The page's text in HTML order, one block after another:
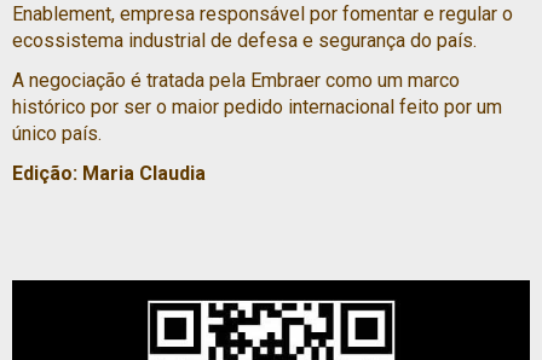
Enablement, empresa responsável por fomentar e regular o
ecossistema industrial de defesa e segurança do país.
A negociação é tratada pela Embraer como um marco
histórico por ser o maior pedido internacional feito por um
único país.
Edição: Maria Claudia